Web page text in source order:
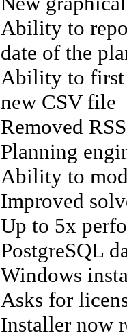
Ability to
date of the
Ability to first
new CSV file
Removed
Planning
Ability to
Improved
Up to 5x
PostgreSQL
Windows
Asks for
Installer now